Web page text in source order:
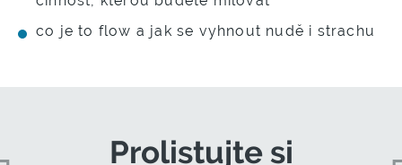
co je to flow a jak se vyhnout nudě i strachu
Prolistujte si